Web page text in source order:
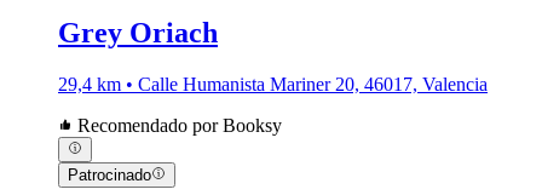
Grey Oriach
29,4 km • Calle Humanista Mariner 20, 46017, Valencia
Recomendado por Booksy
Patrocinado